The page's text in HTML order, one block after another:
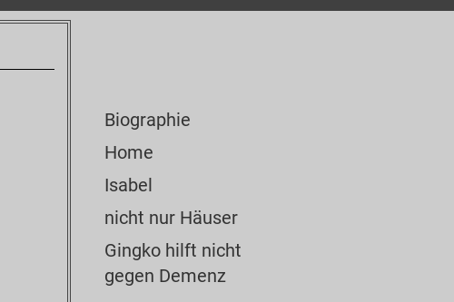
Biographie
Home
Isabel
nicht nur Häuser
Gingko hilft nicht
gegen Demenz